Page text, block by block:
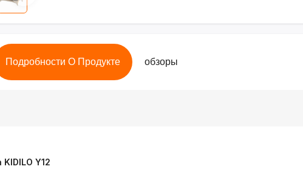
Подробности О Продукте обзоры
Y12